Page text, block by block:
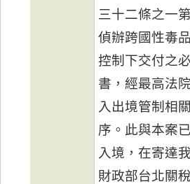
三十二條之一
偵辦跨國性毒
控制下交付之
書，經最高法
入出境管制相
序。此與本案
入境，在寄達
財政部台北關